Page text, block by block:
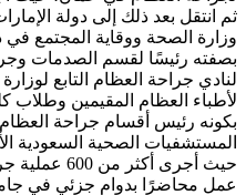
ثم انتقل بعد ذلك إلى دولة
وزارة الصحة ووقاية المجتمع في
بصفته رئيسًا لقسم الصدمات
لنادي جراحة العظام التابع
لأطباء العظام المقيمين وطلاب
بكونه رئيس أقسام جراحة
المستشفيات الصحية السعودية
حيث أجرى
عمل محاضرًا بدوام جزئي في